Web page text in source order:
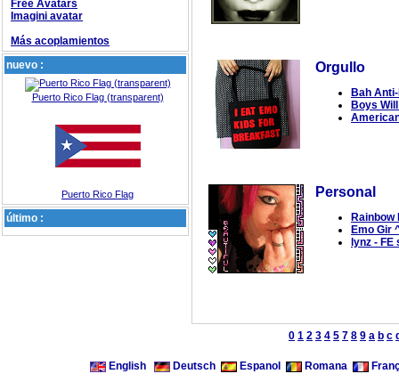
Free Avatars
Imagini avatar
Más acoplamientos
nuevo :
Puerto Rico Flag (transparent)
Puerto Rico Flag
último :
Orgullo
Bah
Boys
Personal
Rainbow
Emo Gir
lynz - FE
0 1 2 3 4 5 7 8 9 a b c
English Deutsch Espanol Romana